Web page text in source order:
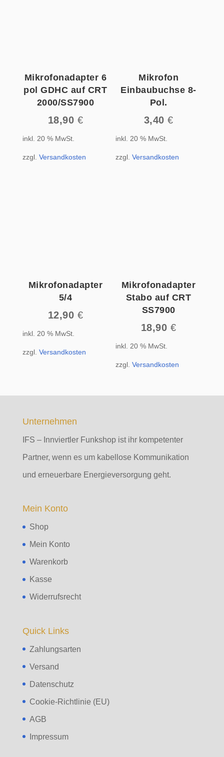
Mikrofonadapter 6
pol GDHC auf CRT
2000/SS7900
18,90 €
inkl. 20 % MwSt.
zzgl. Versandkosten
Mikrofon
Einbaubuchse 8-
Pol.
3,40€
inkl. 20 % MwSt.
zzgl.Versandkosten
Mikrofonadapter
5/4
12,90 €
inkl. 20 % MwSt.
zzgl. Versandkosten
Mikrofonadapter
Stabo auf CRT
SS7900
18,90 €
inkl. 20 % MwSt.
zzgl.Versandkosten
Unternehmen
IFS – Innviertler Funkshop ist ihr kompetenter
Partner, wenn es um kabellose Kommunikation
und erneuerbare Energieversorgung geht.
Mein Konto
Shop
Mein Konto
Warenkorb
Kasse
Widerrufsrecht
Quick Links
Zahlungsarten
Versand
Datenschutz
Cookie-Richtlinie (EU)
AGB
Impressum